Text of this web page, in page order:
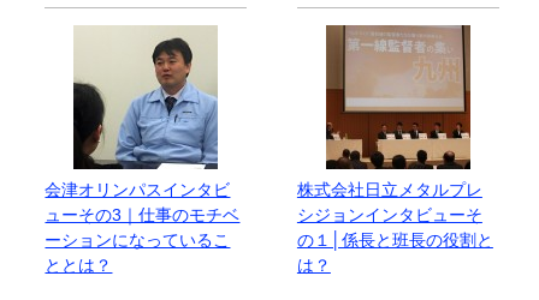
会津オリンパスインタビ
ューその3｜仕事のモチベ
ーションになっているこ
ととは？
株式会社日立メタルプレ
シジョンインタビューそ
の１│係長と班長の役割と
は？